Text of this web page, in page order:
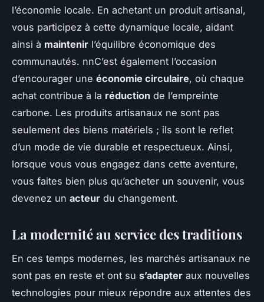
l’économie locale. En achetant un produit artisanal,
vous participez à cette dynamique locale, aidant
ainsi à maintenir l’équilibre économique des
communautés. nnC’est également l’occasion
d’encourager une économie circulaire, où chaque
achat contribue à la réduction de l’empreinte
carbone. Les produits artisanaux ne sont pas
seulement des biens matériels ; ils sont le reflet
d’un mode de vie durable et respectueux. Ainsi,
lorsque vous vous engagez dans cette aventure,
vous faites bien plus qu’acheter un souvenir, vous
devenez un acteur du changement.
La modernité au service des traditions
En ces temps modernes, les marchés artisanaux ne
sont pas en reste et ont su s’adapter aux nouvelles
technologies pour mieux répondre aux attentes des